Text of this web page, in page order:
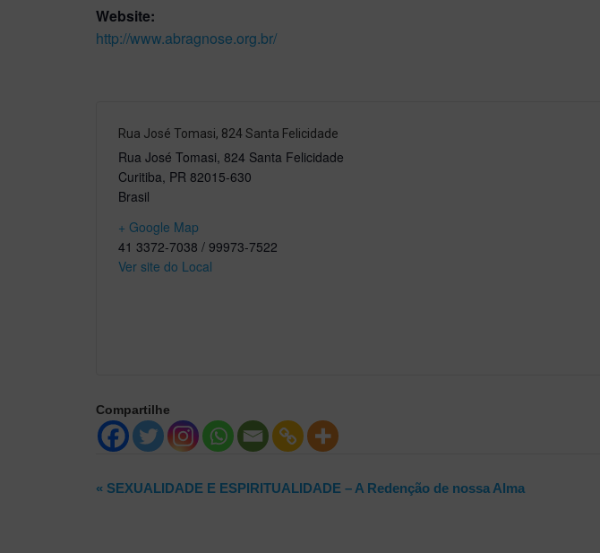
Website:
http://www.abragnose.org.br/
Rua José Tomasi, 824 Santa Felicidade
Rua José Tomasi, 824 Santa Felicidade
Curitiba, PR 82015-630
Brasil
+ Google Map
41 3372-7038 / 99973-7522
Ver site do Local
Compartilhe
Evento
« SEXUALIDADE E ESPIRITUALIDADE – A Redenção de nossa Alma